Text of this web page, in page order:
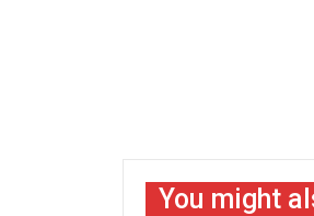
You might